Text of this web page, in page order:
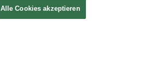
Alle Cookies akzeptieren